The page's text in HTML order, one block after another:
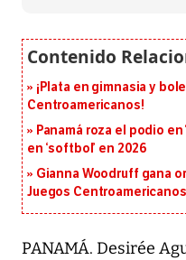
¡Plata en gimnasia y
Centroamericanos!
Panamá roza el podio
en ‘softbol’ en 2026
Gianna Woodruff gana
Juegos
PANAMÁ. Desirée